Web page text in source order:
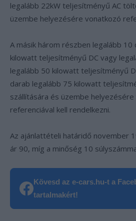
legalább 22kW teljesítményű AC
üzembe helyezésére vonatkozó
A másik három részben legalább 10
kilowatt teljesítményű DC vagy
legalább 50 kilowatt teljesítményű
darab legalább 75 kilowatt
szállítására és üzembe
referenciával kell rendelkezni.
Az ajánlattételi határidő november
ár 90, míg a minőség 10
Kövesd az e-cars.hu-t a
tartalmakért!